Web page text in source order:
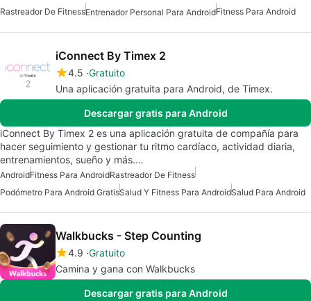
Rastreador De FitnessEntrenador Personal Para AndroidFitness Para Android
iConnect By Timex 2
4.5 Gratuito
Una aplicación gratuita para Android, de Timex.
Descargar gratis para Android
iConnect By Timex 2 es una aplicación gratuita de compañía para
hacer seguimiento y gestionar tu ritmo cardíaco, actividad diaria,
entrenamientos, sueño y más.…
AndroidFitness Para AndroidRastreador De Fitness
Podómetro Para Android GratisSalud Y Fitness Para AndroidSalud Para Android
Walkbucks - Step Counting
4.9 Gratuito
Camina y gana con Walkbucks
Descargar gratis para Android